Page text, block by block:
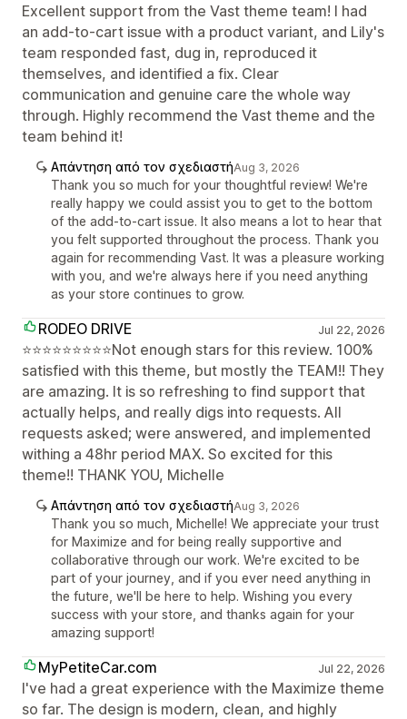
Excellent support from the Vast theme team! I had
an add-to-cart issue with a product variant, and Lily's
team responded fast, dug in, reproduced it
themselves, and identified a fix. Clear
communication and genuine care the whole way
through. Highly recommend the Vast theme and the
team behind it!
Απάντηση από τον σχεδιαστήAug 3, 2026
Thank you so much for your thoughtful review! We're
really happy we could assist you to get to the bottom
of the add-to-cart issue. It also means a lot to hear that
you felt supported throughout the process. Thank you
again for recommending Vast. It was a pleasure working
with you, and we're always here if you need anything
as your store continues to grow.
RODEO DRIVE Jul 22, 2026
⭐⭐⭐⭐⭐⭐⭐⭐⭐Not enough stars for this review. 100%
satisfied with this theme, but mostly the TEAM!! They
are amazing. It is so refreshing to find support that
actually helps, and really digs into requests. All
requests asked; were answered, and implemented
withing a 48hr period MAX. So excited for this
theme!! THANK YOU, Michelle
Απάντηση από τον σχεδιαστήAug 3, 2026
Thank you so much, Michelle! We appreciate your trust
for Maximize and for being really supportive and
collaborative through our work. We're excited to be
part of your journey, and if you ever need anything in
the future, we'll be here to help. Wishing you every
success with your store, and thanks again for your
amazing support!
MyPetiteCar.com Jul 22, 2026
I've had a great experience with the Maximize theme
so far. The design is modern, clean, and highly